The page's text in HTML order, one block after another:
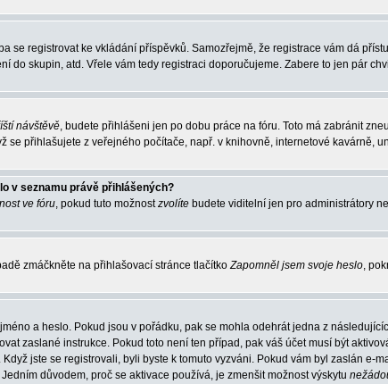
se registrovat ke vkládání příspěvků. Samozřejmě, že registrace vám dá
do skupin, atd. Vřele vám tedy registraci doporučujeme. Zabere to jen pár
návštěvě, budete přihlášeni jen po dobu práce na fóru. Toto má zabránit
se přihlašujete z veřejného počítače, např. v knihovně, internetové kavárně,
v seznamu právě přihlášených?
ve fóru, pokud tuto možnostzvolíte budete viditelní jen pro administrátory
zmáčkněte na přihlašovací stránce tlačítkoZapomněl jsem svoje heslo,
a heslo. Pokud jsou v pořádku, pak se mohla odehrát jedna z
zaslané instrukce. Pokud toto není ten případ, pak váš účet musí být
jste se registrovali, byli byste k tomuto vyzváni. Pokud vám byl zaslán
důvodem, proč se aktivace používá, je zmenšit možnost výskytu